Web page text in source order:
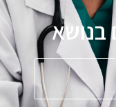
בנושאפ